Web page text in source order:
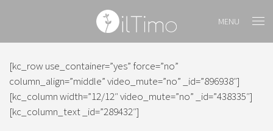
MENU
[kc_row use_container=”yes” force=”no”
column_align=”middle” video_mute=”no” _id=”896938″]
[kc_column width=”12/12″ video_mute=”no” _id=”438335″]
[kc_column_text _id=”289432″]